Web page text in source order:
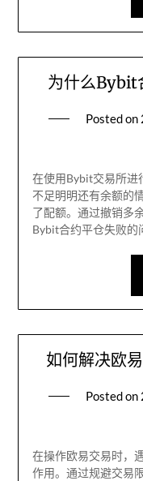
为什么Bybit
Posted on
在使用Bybit交易所进
不足明明还有余额的
了配额。通过撤销多
Bybit合约平仓失败的
如何解决欧
Posted on
在操作欧易交易时，
作用。通过规避交易